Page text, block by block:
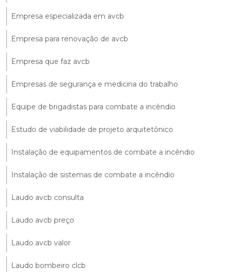
Empresa especializada em avcb
Empresa para renovação de avcb
Empresa que faz avcb
Empresas de segurança e medicina do trabalho
Equipe de brigadistas para combate a incêndio
Estudo de viabilidade de projeto arquitetônico
Instalação de equipamentos de combate a incêndio
Instalação de sistemas de combate a incêndio
Laudo avcb consulta
Laudo avcb preço
Laudo avcb valor
Laudo bombeiro clcb